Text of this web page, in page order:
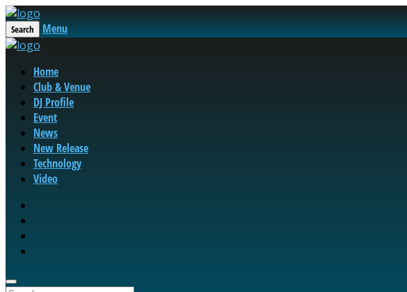
Search Menu
Home
Club & Venue
DJ Profile
Event
News
New Release
Technology
Video